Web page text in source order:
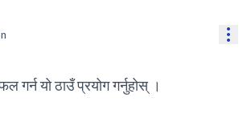
यो ठाउँ प्रयोग गर्नुहोस् ।